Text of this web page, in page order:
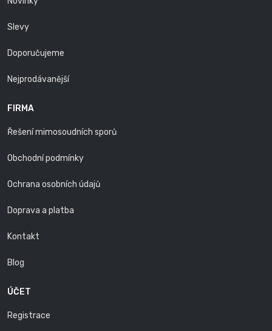
Slevy
Doporučujeme
Nejprodávanější
FIRMA
Řešení mimosoudních sporů
Obchodní podmínky
Ochrana osobních údajů
Doprava a platba
Kontakt
Blog
ÚČET
Registrace